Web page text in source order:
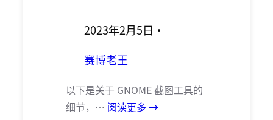
2023年2月5日 ·
赛博老王
以下是关于 GNOME 截图工具的
细节，… 阅读更多 →